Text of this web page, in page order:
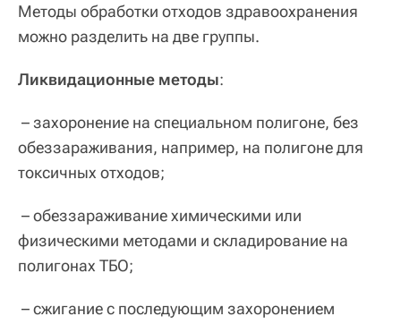
Методы обработки отходов здравоохранения
можно разделить на две группы.
Ликвидационные методы:
– захоронение на специальном полигоне, без
обеззараживания, например, на полигоне для
токсичных отходов;
– обеззараживание химическими или
физическими методами и складирование на
полигонах ТБО;
– сжигание с последующим захоронением